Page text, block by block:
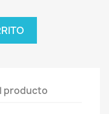
producto